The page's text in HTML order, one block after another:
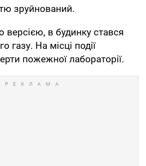
зруйнований.
в будинку стався
газу. На місці події
пожежної лабораторії.